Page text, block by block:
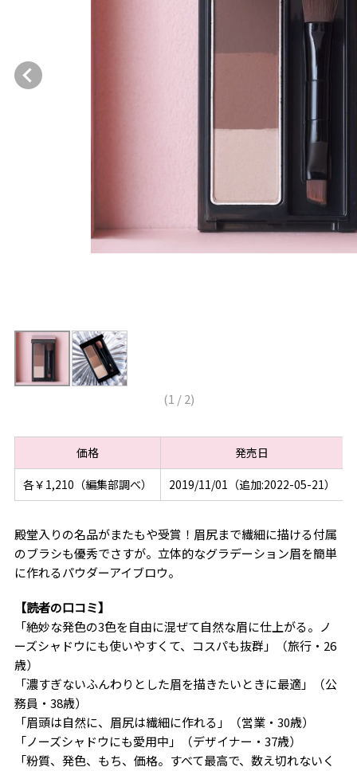
(1 /2)
価格
発売日
各￥1,210（編集部調べ）
2019/11/01（追加:2022-05-21）
殿堂入りの名品がまたもや受賞！眉尻まで繊細に描ける付属
のブラシも優秀でさすが。立体的なグラデーション眉を簡単
に作れるパウダーアイブロウ。
【読者の口コミ】
「絶妙な発色の3色を自由に混ぜて自然な眉に仕上がる。ノ
ーズシャドウにも使いやすくて、コスパも抜群」（旅行・26
歳）
「濃すぎないふんわりとした眉を描きたいときに最適」（公
務員・38歳）
「眉頭は自然に、眉尻は繊細に作れる」（営業・30歳）
「ノーズシャドウにも愛用中」（デザイナー・37歳）
「粉質、発色、もち、価格。すべて最高で、数え切れないく